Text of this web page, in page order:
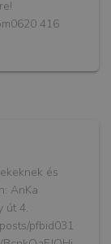
416
és
AnKa
út 4.
pfbid031